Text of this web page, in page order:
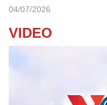
04/07/2026
VIDEO